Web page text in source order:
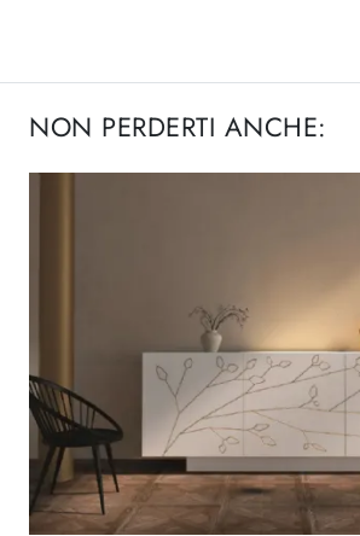
NON PERDERTI ANCHE: